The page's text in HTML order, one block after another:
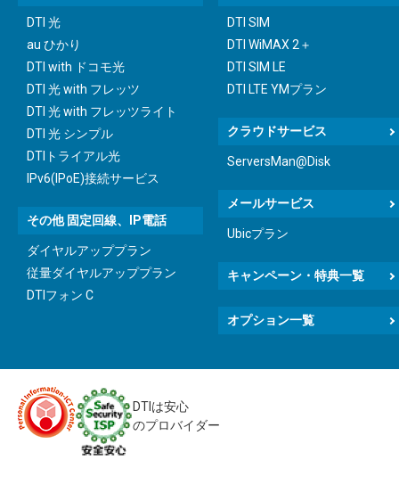
DTI 光
au ひかり
DTI with ドコモ光
DTI 光 with フレッツ
DTI 光 with フレッツライト
DTI 光 シンプル
DTIトライアル光
IPv6(IPoE)接続サービス
その他 固定回線、IP電話
ダイヤルアッププラン
従量ダイヤルアッププラン
DTIフォン C
DTI SIM
DTI WiMAX 2＋
DTI SIM LE
DTI LTE YMプラン
クラウドサービス
ServersMan@Disk
メールサービス
Ubicプラン
キャンペーン・特典一覧
オプション一覧
DTIは安心
のプロバイダー